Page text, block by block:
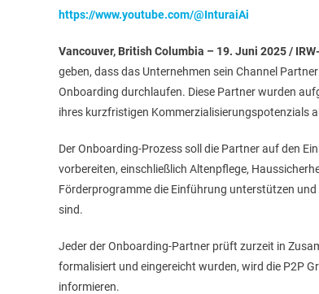
https://www.youtube.com/@InturaiAi
Vancouver, British Columbia – 19. Juni 2025 /
geben, dass das Unternehmen sein Channel
Onboarding durchlaufen. Diese Partner wurden
ihres kurzfristigen Kommerzialisierungspotenzials
Der Onboarding-Prozess soll die Partner auf den
vorbereiten, einschließlich Altenpflege,
Förderprogramme die Einführung unterstützen
sind.
Jeder der Onboarding-Partner prüft zurzeit in
formalisiert und eingereicht wurden, wird die P2P
informieren.